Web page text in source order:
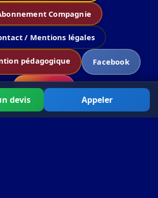
devis Appeler
Compagnie
/ Mentions légales
pédagogique Facebook
Instagram